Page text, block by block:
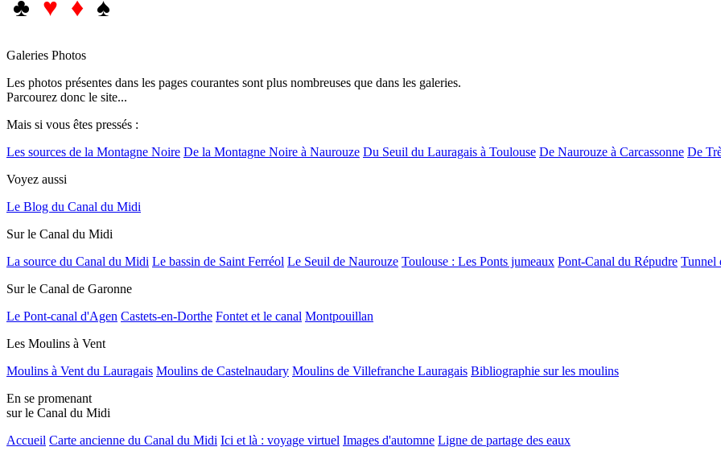
♣ ♥ ♦ ♠
Galeries Photos
Les photos présentes dans les pages courantes sont plus nombreuses que dans les galeries.
Parcourez donc le site...
Mais si vous êtes pressés :
Les sources de la Montagne Noire De la Montagne Noire à Naurouze Du Seuil du Lauragais à Toulouse De Naurouze à Carcassonne De
Voyez aussi
Le Blog du Canal du Midi
Sur le Canal du Midi
La source du Canal du Midi Le bassin de Saint Ferréol Le Seuil de Naurouze Toulouse : Les Ponts jumeaux Pont-Canal du Répudre Tunnel
Sur le Canal de Garonne
Le Pont-canal d'Agen Castets-en-Dorthe Fontet et le canal Montpouillan
Les Moulins à Vent
Moulins à Vent du Lauragais Moulins de Castelnaudary Moulins de Villefranche Lauragais Bibliographie sur les moulins
En se promenant
sur le Canal du Midi
Accueil Carte ancienne du Canal du Midi Ici et là : voyage virtuel Images d'automne Ligne de partage des eaux